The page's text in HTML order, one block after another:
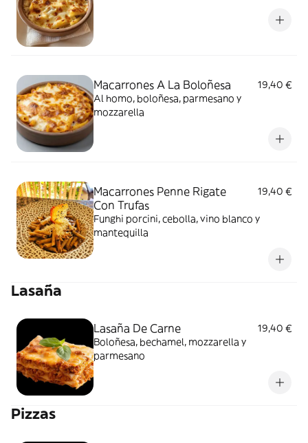
Macarrones A La Boloñesa
19,40 €
Al homo, boloñesa, parmesano y
mozzarella
Macarrones Penne Rigate
Con Trufas
19,40 €
Funghi porcini, cebolla, vino blanco y
mantequilla
Lasaña
Lasaña De Carne
19,40 €
Boloñesa, bechamel, mozzarella y
parmesano
Pizzas